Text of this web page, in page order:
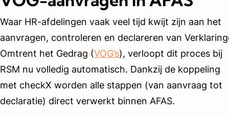
Waar HR-afdelingen vaak veel tijd kwijt zijn aan het
aanvragen, controleren en declareren van
Omtrent het Gedrag (VOG’s), verloopt dit proces bij
RSM nu volledig automatisch. Dankzij de koppeling
met checkX worden alle stappen (van aanvraag tot
declaratie) direct verwerkt binnen AFAS.